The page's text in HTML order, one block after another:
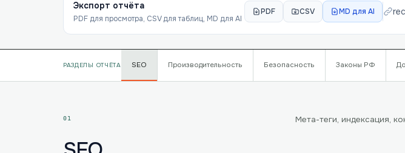
Экспорт отчёта
PDF для просмотра, CSV для таблиц, MD для AI
PDF CSV MD для AI
РАЗДЕЛЫ ОТЧЁТА SEO Производительность Безопасность Законы РФ
01 Мета-теги, индексация,